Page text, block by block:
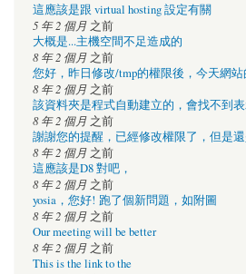
這應該是跟 virtual hosting 設定有關
5 年 2 個月 之前
大概是...主機空間不足造成的
8 年 2 個月 之前
您好，昨日修改/tmp的權限後，今天網
8 年 2 個月 之前
該資料夾是程式自動建立的，會找不到
8 年 2 個月 之前
謝謝您的提醒，已經修改權限了，但是
8 年 2 個月 之前
這應該是D8 對吧，
8 年 2 個月 之前
yosia，您好! 跑了個新問題，如附圖
8 年 2 個月 之前
Our meeting will be better
8 年 2 個月 之前
This is the link to the